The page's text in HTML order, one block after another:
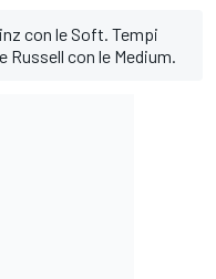
con le Soft. Tempi
con le Medium.